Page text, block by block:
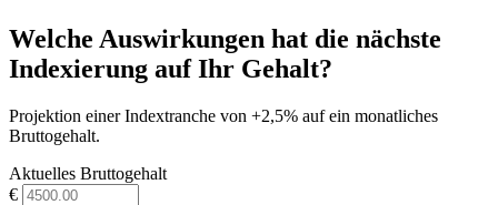
Welche Auswirkungen hat die nächste
Indexierung auf Ihr Gehalt?
Projektion einer Indextranche von +2,5% auf ein monatliches
Bruttogehalt.
Aktuelles Bruttogehalt
€